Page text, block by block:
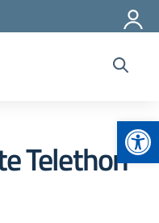
Telethon